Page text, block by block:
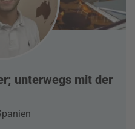
unterwegs mit der